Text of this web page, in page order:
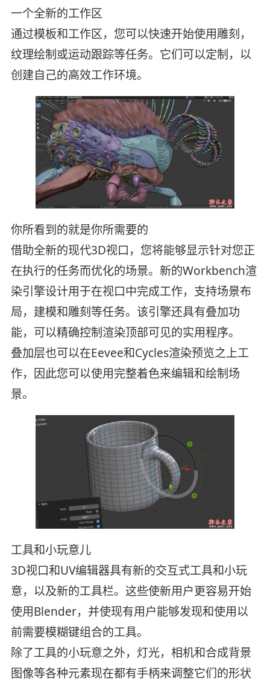
一个全新的工作区
通过模板和工作区，您可以快速开始使用雕刻，
纹理绘制或运动跟踪等任务。它们可以定制，以
创建自己的高效工作环境。
你所看到的就是你所需要的
借助全新的现代3D视口，您将能够显示针对您正
在执行的任务而优化的场景。新的Workbench渲
染引擎设计用于在视口中完成工作，支持场景布
局，建模和雕刻等任务。该引擎还具有叠加功
能，可以精确控制渲染顶部可见的实用程序。
叠加层也可以在Eevee和Cycles渲染预览之上工
作，因此您可以使用完整着色来编辑和绘制场
景。
工具和小玩意儿
3D视口和UV编辑器具有新的交互式工具和小玩
意，以及新的工具栏。这些使新用户更容易开始
使用Blender，并使现有用户能够发现和使用以
前需要模糊键组合的工具。
除了工具的小玩意之外，灯光，相机和合成背景
图像等各种元素现在都有手柄来调整它们的形状